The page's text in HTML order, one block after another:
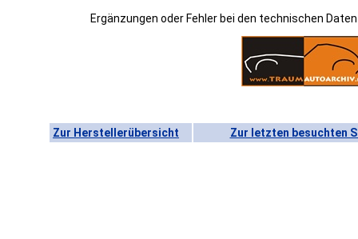
Ergänzungen oder Fehler bei den technischen
Zur Herstellerübersicht Zur letzten besuchten